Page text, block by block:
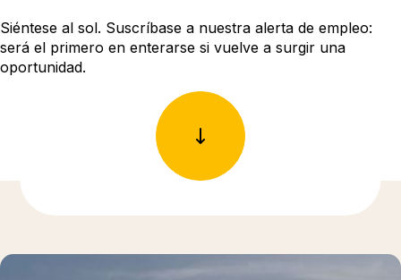
Siéntese al sol. Suscríbase a nuestra alerta de empleo:
será el primero en enterarse si vuelve a surgir una
oportunidad.